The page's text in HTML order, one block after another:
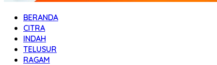
BERANDA
CITRA
INDAH
TELUSUR
RAGAM